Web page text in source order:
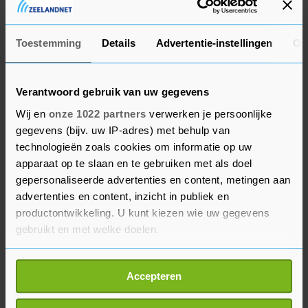
Toestemming Details Advertentie-instellingen
Verantwoord gebruik van uw gegevens
Wij en onze 1022 partners verwerken je persoonlijke
gegevens (bijv. uw IP-adres) met behulp van
technologieën zoals cookies om informatie op uw
apparaat op te slaan en te gebruiken met als doel
gepersonaliseerde advertenties en content, metingen aan
advertenties en content, inzicht in publiek en
productontwikkeling. U kunt kiezen wie uw gegevens
gebruikt en met welke doelen.
Als u het toestaat, willen we ook graag:
Informatie verzamelen over uw geografische
locatie, die tot een paar meter nauwkeurig kan zijn
Accepteren
In een rapport over de economische, strategische
technologische en maatschappelijke keuzes waar
de eurozone voor staat, concludeert de ECB dat
wanneer ontwikkelingen rondom de eurozone
daarom vragen. Daar moeten dus nu al
voorbereidingen voor getroffen worden, schrijft
de bank.
ECB-president Christine Lagarde zegt dat de rol
van de ECB is om vertrouwen te kweken in geld.
"Dit betekent dat we moeten zorgen dat de euro
geschikt is voor het digitale tijdperk."
Inwoners van de eurozone kunnen vanaf 12
oktober laten weten wat ze van het ECB-plan